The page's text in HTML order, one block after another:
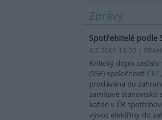
Zprávy
Spotřebitelé podle
4.2.2001 13:20 |
Kritický dopis
(SSE) společnosti ČEZ
prodávána do
zamítavé stanovisko
každé v ČR
vývoz elektřiny do